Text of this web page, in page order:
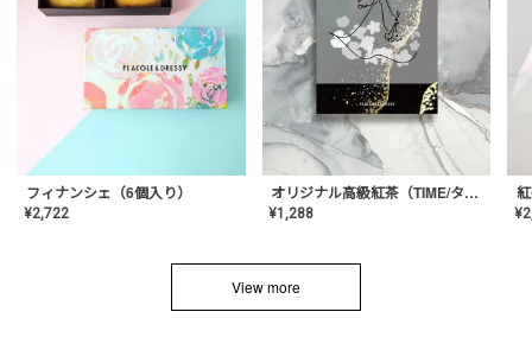
フィナンシェ（6個入り）
¥2,722
オリジナル高級紅茶（TIME/タイム）【ギフト/プチギフト/プレゼント/内祝い/結婚式/オリジナル配合/高品質/ハーブティー/茶葉/記念日/お返し/手土産/美容/おしゃれ】
¥1,288 ¥
View more